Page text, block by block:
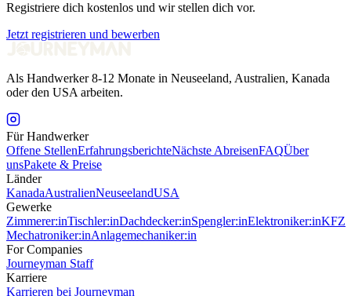
Registriere dich kostenlos und wir stellen dich vor.
Jetzt registrieren und bewerben
Als Handwerker 8-12 Monate in Neuseeland, Australien, Kanada
oder den USA arbeiten.
Für Handwerker
Offene StellenErfahrungsberichteNächste AbreisenFAQÜber
unsPakete & Preise
Länder
KanadaAustralienNeuseelandUSA
Gewerke
Zimmerer:inTischler:inDachdecker:inSpengler:inElektroniker:inKFZ
Mechatroniker:inAnlagemechaniker:in
For Companies
Journeyman Staff
Karriere
Karrieren bei Journeyman